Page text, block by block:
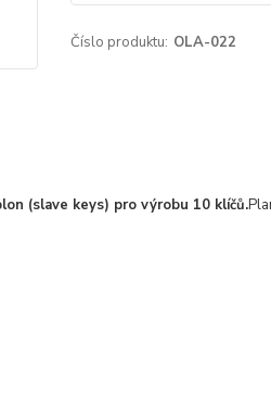
Číslo produktu: OLA-022
(slave keys) pro výrobu 10 klíčů.